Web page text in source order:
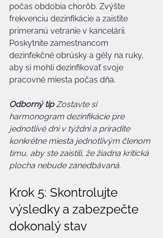
počas obdobia chorôb. Zvýšte
frekvenciu dezinfikácie a zaistite
primeranú vetranie v kancelárii.
Poskytnite zamestnancom
dezinfekčné obrúsky a gély na ruky,
aby si mohli dezinfikovať svoje
pracovné miesta počas dňa.
Odborný tip Zostavte si
harmonogram dezinfikácie pre
jednotlivé dni v týždni a priradite
konkrétne miesta jednotlivým členom
tímu, aby ste zaistili, že žiadna kritická
plocha nebude zanedbávaná.
Krok 5: Skontrolujte
výsledky a zabezpečte
dokonalý stav